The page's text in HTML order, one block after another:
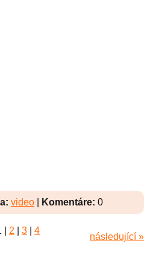
video Komentáre: 0
2 3 4
následující »